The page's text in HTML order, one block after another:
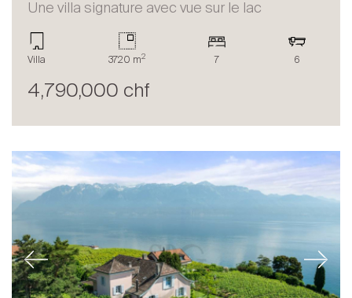
Une villa signature avec vue sur le lac
Villa 3720 m2 7 6
4,790,000 chf
Previous Next